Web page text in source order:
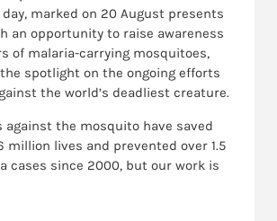
day, marked on 20 August presents
an opportunity to raise awareness
of malaria-carrying mosquitoes,
spotlight on the ongoing efforts
the world’s deadliest creature.
against the mosquito have saved
million lives and prevented over 1.5
cases since 2000, but our work is